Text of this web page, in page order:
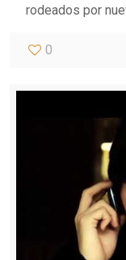
rodeados por
0